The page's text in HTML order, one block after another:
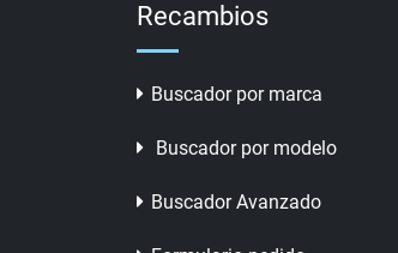
Recambios
Buscador por marca
Buscador por modelo
Buscador Avanzado